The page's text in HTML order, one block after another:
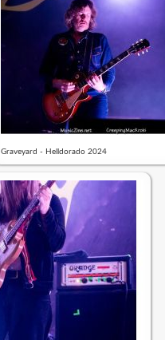
Graveyard - Helldorado 2024